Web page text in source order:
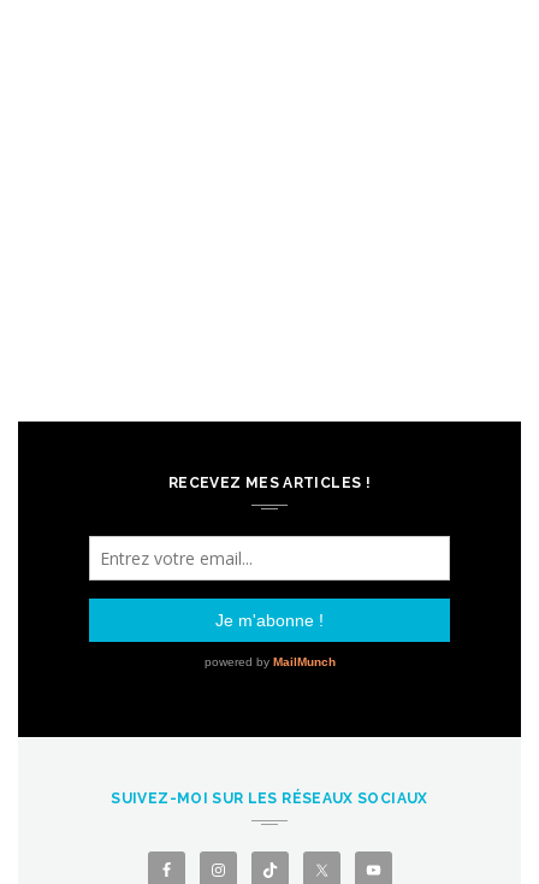
RECEVEZ MES ARTICLES !
SUIVEZ-MOI SUR LES RÉSEAUX SOCIAUX